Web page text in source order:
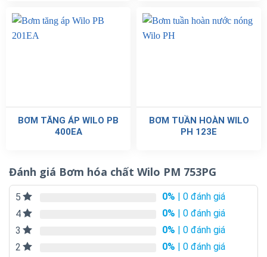
BƠM TĂNG ÁP WILO PB
400EA
BƠM TUẦN HOÀN WILO
PH 123E
Đánh giá Bơm hóa chất Wilo PM 753PG
5 0% | 0 đánh giá
4
0% | 0 đánh giá
3
0% | 0 đánh giá
2
0% | 0 đánh giá